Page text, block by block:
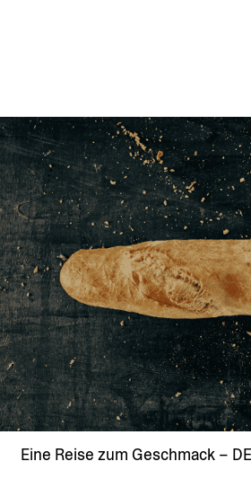
Eine Reise zum Geschmack –